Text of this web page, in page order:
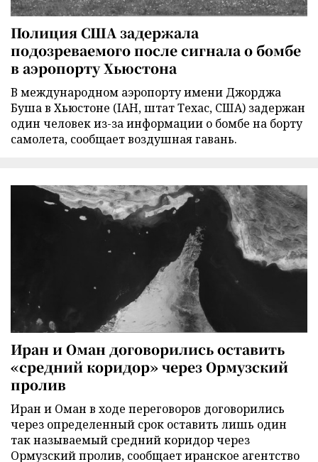
Полиция США задержала
подозреваемого после сигнала о бомбе
в аэропорту Хьюстона
В международном аэропорту имени Джорджа
Буша в Хьюстоне (IAH, штат Техас, США) задержан
один человек из-за информации о бомбе на борту
самолета, сообщает воздушная гавань.
Иран и Оман договорились оставить
«средний коридор» через Ормузский
пролив
Иран и Оман в ходе переговоров договорились
через определенный срок оставить лишь один
так называемый средний коридор через
Ормузский пролив, сообщает иранское агентство